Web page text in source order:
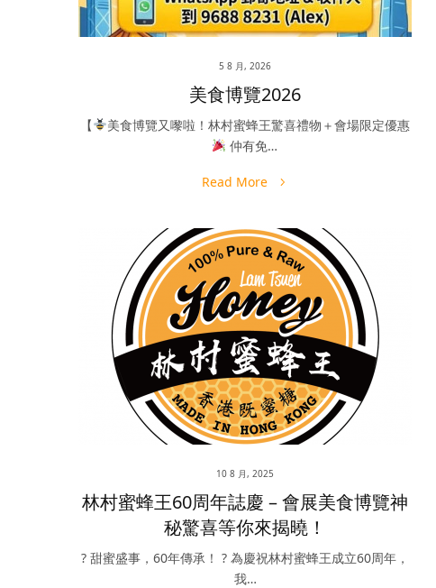
5 8 月, 2026
美食博覽2026
【
美食博覽又嚟啦！林村蜜蜂王驚喜禮物＋會場限定優惠
仲有免…
Read More
10 8 月, 2025
林村蜜蜂王60周年誌慶 – 會展美食博覽神
秘驚喜等你來揭曉！
? 甜蜜盛事，60年傳承！ ? 為慶祝林村蜜蜂王成立60周年，
我…